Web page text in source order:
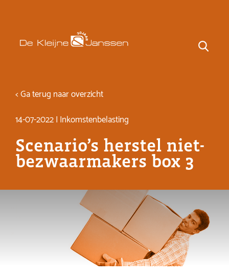
< Ga terug naar overzicht
14-07-2022 | Inkomstenbelasting
Scenario’s herstel niet-
bezwaarmakers box 3